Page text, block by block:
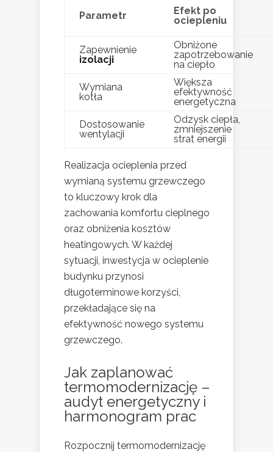
Parametr
Efekt po
ociepleniu
Zapewnienie
izolacji
Obniżone
zapotrzebowanie
na ciepło
Wymiana
kotła
Większa
efektywność
energetyczna
Dostosowanie
wentylacji
Odzysk ciepła,
zmniejszenie
strat energii
Realizacja ocieplenia przed
wymianą systemu grzewczego
to kluczowy krok dla
zachowania komfortu cieplnego
oraz obniżenia kosztów
heatingowych. W każdej
sytuacji, inwestycja w ocieplenie
budynku przynosi
długoterminowe korzyści,
przekładające się na
efektywność nowego systemu
grzewczego.
Jak zaplanować
termomodernizację –
audyt energetycznyi
harmonogram prac
Rozpocznij termomodernizację